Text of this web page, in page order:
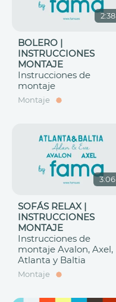
2:38
BOLERO |
INSTRUCCIONES
MONTAJE
Instrucciones de
montaje
Montaje
3:06
SOFÁS RELAX |
INSTRUCCIONES
MONTAJE
Instrucciones de
montaje Avalon, Axel,
Atlanta y Baltia
Montaje